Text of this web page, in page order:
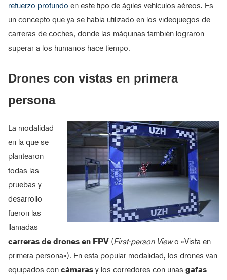
refuerzo profundo en este tipo de ágiles vehículos aéreos. Es
un concepto que ya se había utilizado en los videojuegos de
carreras de coches, donde las máquinas también lograron
superar a los humanos hace tiempo.
Drones con vistas en primera
persona
La modalidad
en la que se
plantearon
todas las
pruebas y
desarrollo
fueron las
llamadas
carreras de drones en FPV (First-person Viewo «Vista en
primera persona»). En esta popular modalidad, los drones van
equipados con cámaras y los corredores con unas gafas